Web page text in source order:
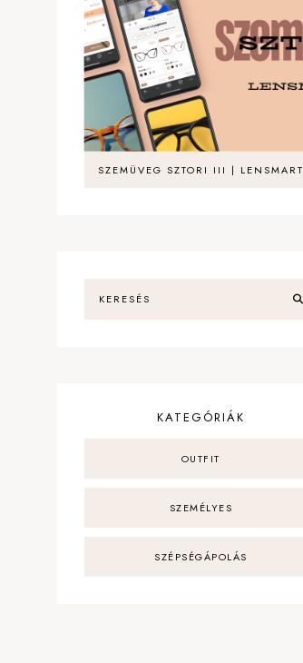
SZEMÜVEG SZTORI III | LENSMART
KATEGÓRIÁK
OUTFIT
SZEMÉLYES
SZÉPSÉGÁPOLÁS